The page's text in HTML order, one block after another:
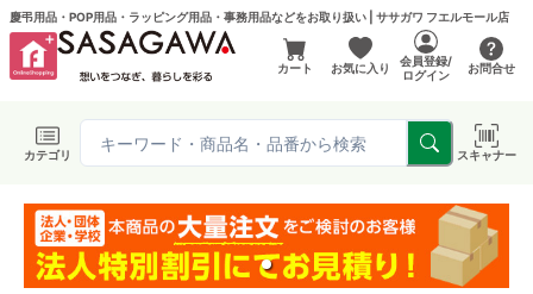
慶弔用品・POP用品・ラッピング用品・事務用品などをお取り扱い | ササガワ フエルモール店
カート お気に入り
会員登録/
ログイン
お問合せ
カテゴリ スキャナー